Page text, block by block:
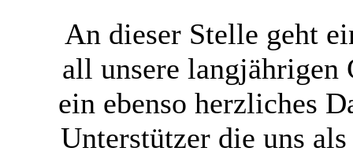
An dieser Stelle geht
all unsere langjährigen
ein ebenso herzliches
Unterstützer die uns